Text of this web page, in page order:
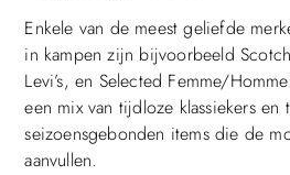
Enkele van de meest geliefde
in kampen zijn bijvoorbeeld
Levi’s, en Selected Femme/
een mix van tijdloze klassiekers en
seizoensgebonden items die de
aanvullen.